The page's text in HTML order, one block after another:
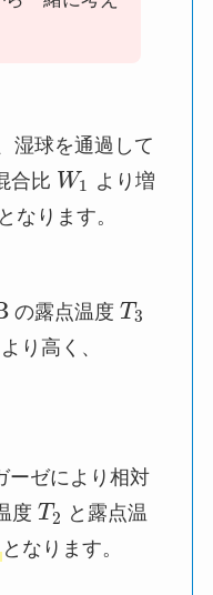
湿球を通過して
合比 W1 より増
なります。
の露点温度T3
より高く、
ーゼにより相対
度T2 と露点温
となります。